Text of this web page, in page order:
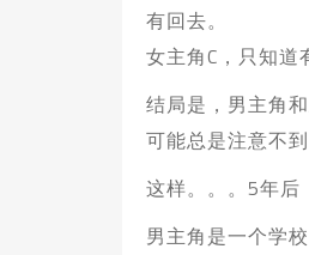
有回去。
女主角C，只知道
结局是，男主角
可能总是注意不
这样。。。5年后
男主角是一个学